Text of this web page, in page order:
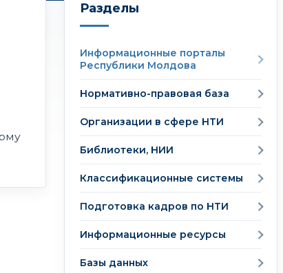
Разделы
Информационные порталы
Республики Молдова
Нормативно-правовая база
Организации в сфере НТИ
Библиотеки, НИИ
Классификационные системы
Подготовка кадров по НТИ
Информационные ресурсы
Базы данных